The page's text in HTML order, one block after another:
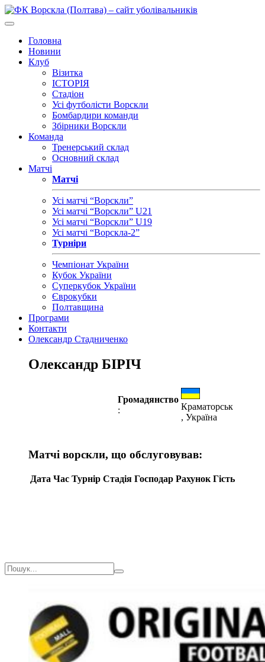
Головна
Новини
Клуб
Візитка
ІСТОРІЯ
Стадіон
Усі футболісти Ворскли
Бомбардири команди
Збірники Ворскли
Команда
Тренерський склад
Основний склад
Матчі
Матчі
Усі матчі “Ворскли”
Усі матчі “Ворскли” U21
Усі матчі “Ворскли” U19
Усі матчі “Ворскла-2”
Турніри
Чемпіонат України
Кубок України
Суперкубок України
Єврокубки
Полтавщина
Програми
Контакти
Олександр Стадниченко
Олександр БІРІЧ
Громадянство
:
Краматорськ
, Україна
Матчі ворскли, що обслуговував:
Дата Час Турнір Стадія Господар Рахунок Гість